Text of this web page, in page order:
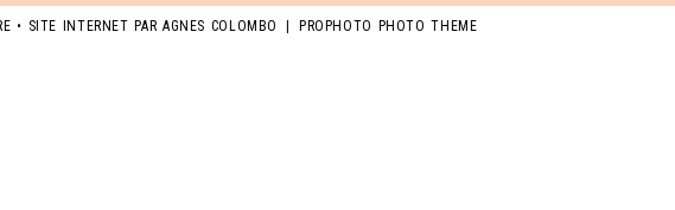
• SITE INTERNET PAR AGNES COLOMBO PROPHOTO PHOTO THEME